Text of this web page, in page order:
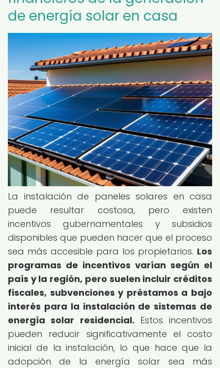
de energía solar en casa
La instalación de paneles solares en casa
puede resultar costosa, pero existen
incentivos gubernamentales y subsidios
disponibles que pueden hacer que el proceso
sea más accesible para los propietarios. Los
programas de incentivos varían según el
país y la región, pero suelen incluir créditos
fiscales, subvenciones y préstamos a bajo
interés para la instalación de sistemas de
energía solar residencial. Estos incentivos
pueden reducir significativamente el costo
inicial de la instalación, lo que hace que la
adopción de la energía solar sea más